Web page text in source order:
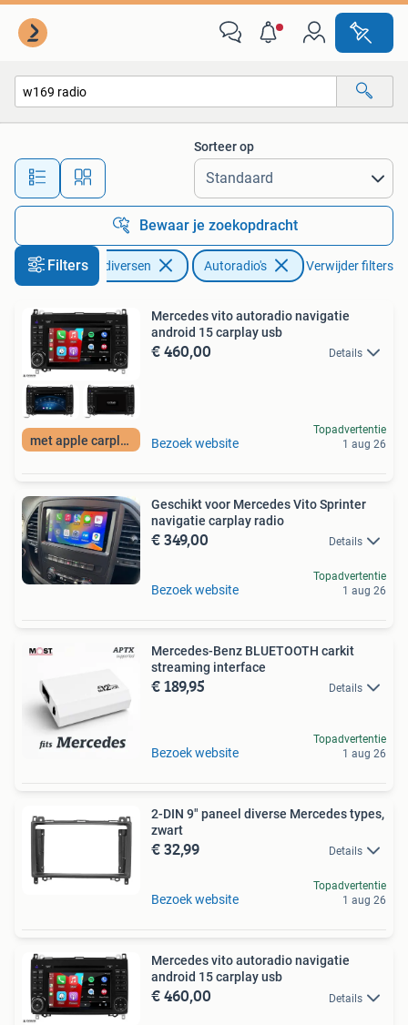
Alle afstanden…
Sorteer op
Bewaar je zoekopdracht
FiltersAuto diversen Autoradio's Verwijder filters
met apple carplay
Mercedes vito autoradio navigatie
android 15 carplay usb
€ 460,00 Details
Bezoek website
Topadvertentie
1 aug 26
Geschikt voor Mercedes Vito Sprinter
navigatie carplay radio
€ 349,00 Details
Bezoek website
Topadvertentie
1 aug 26
Mercedes-Benz BLUETOOTH carkit
streaming interface
€ 189,95 Details
Bezoek website
Topadvertentie
1 aug 26
2-DIN 9" paneel diverse Mercedes types,
zwart
€ 32,99 Details
Bezoek website
Topadvertentie
1 aug 26
Mercedes vito autoradio navigatie
android 15 carplay usb
€ 460,00 Details